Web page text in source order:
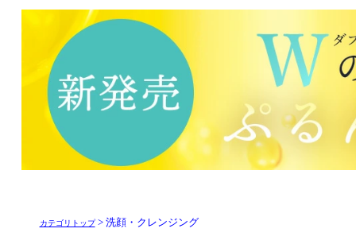
カテゴリトップ> 洗顔・クレンジング